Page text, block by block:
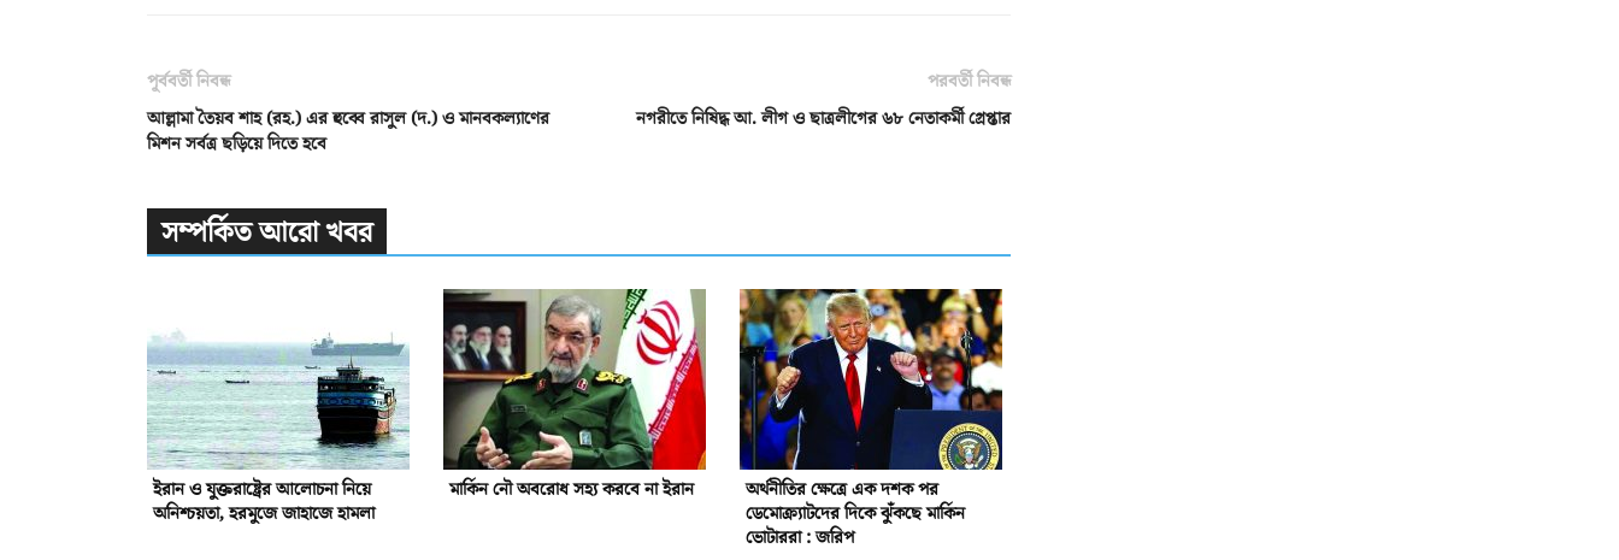
পূর্ববর্তী নিবন্ধ
আল্লামা তৈয়ব শাহ (রহ.) এর হুব্বে রাসুল (দ.) ও মানবকল্যাণের
মিশন সর্বত্র ছড়িয়ে দিতে হবে
পরবর্তী নিবন্ধ
নগরীতে নিষিদ্ধ আ. লীগ ও ছাত্রলীগের ৬৮ নেতাকর্মী গ্রেপ্তার
সম্পর্কিত আরো খবর
ইরান ও যুক্তরাষ্ট্রের আলোচনা নিয়ে
অনিশ্চয়তা, হরমুজে জাহাজে হামলা
মার্কিন নৌ অবরোধ সহ্য করবে না ইরান
অর্থনীতির ক্ষেত্রে এক দশক পর
ডেমোক্র্যাটদের দিকে ঝুঁকছে মার্কিন
ভোটাররা : জরিপ